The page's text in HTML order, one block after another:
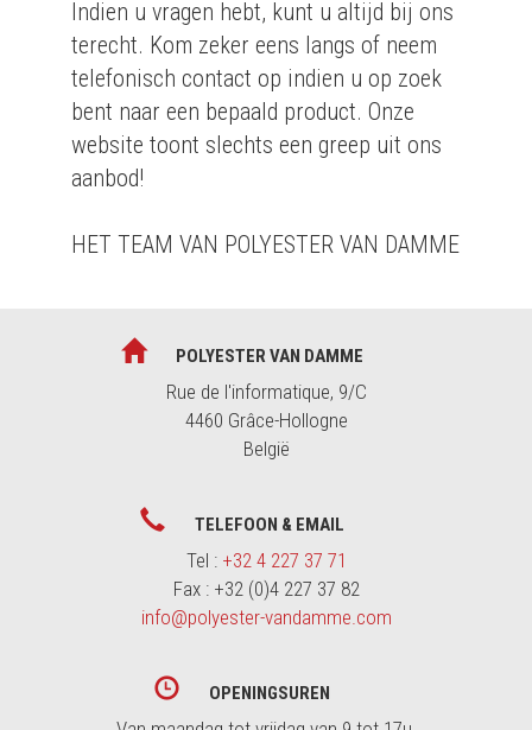
Indien u vragen hebt, kunt u altijd bij ons
terecht. Kom zeker eens langs of neem
telefonisch contact op indien u op zoek
bent naar een bepaald product. Onze
website toont slechts een greep uit ons
aanbod!
HET TEAM VAN POLYESTER VAN DAMME
POLYESTER VAN DAMME
Rue de l'informatique, 9/C
4460 Grâce-Hollogne
België
TELEFOON & EMAIL
Tel : +32 4 227 37 71
Fax : +32 (0)4 227 37 82
info@polyester-vandamme.com
OPENINGSUREN